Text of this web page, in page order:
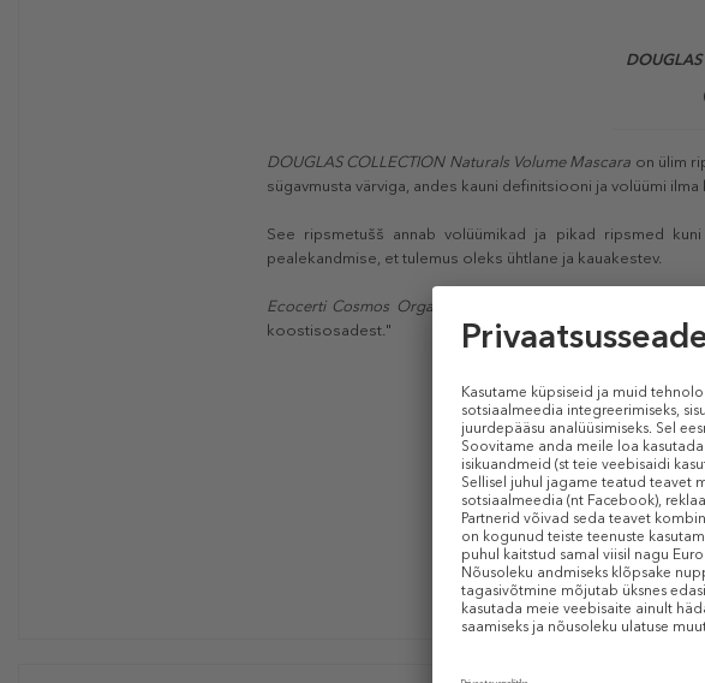
DOUGLAS COLLECTION Naturals Volume Mascara on ülim
sügavmusta värviga, andes kauni definitsiooni ja volüümi
See ripsmetušš annab volüümikad ja pikad ripsmed
pealekandmise, et tulemus oleks ühtlane ja kauakestev.
Ecocerti Cosmos Organic
koostisosadest."